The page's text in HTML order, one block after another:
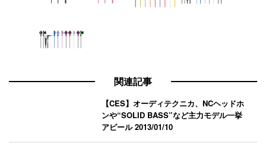
関連記事
【CES】オーディテクニカ、NCヘッドホ
ンや“SOLID BASS”など主力モデル一挙
アピール2013/01/10